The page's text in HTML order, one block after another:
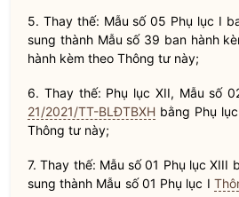
5. Thay thế: Mẫu số 05 Phụ lục I
sung thành Mẫu số 39 ban hành
hành kèm theo Thông tư này;
6. Thay thế: Phụ lục XII, Mẫu số
21/2021/TT-BLĐTBXH bằng Phụ
Thông tư này;
7. Thay thế: Mẫu số 01 Phụ lục XIII
sung thành Mẫu số 01 Phụ lục I